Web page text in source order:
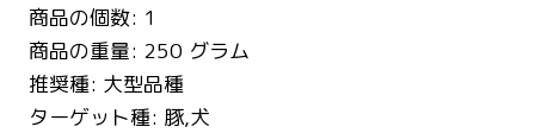
商品の個数: 1
商品の重量: 250 グラム
推奨種: 大型品種
ターゲット種: 豚,犬